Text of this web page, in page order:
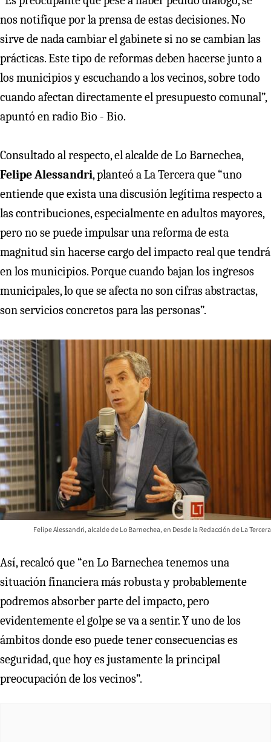
nos notifique por la prensa de estas decisiones. No
sirve de nada cambiar el gabinete si no se cambian las
prácticas. Este tipo de reformas deben hacerse junto a
los municipios y escuchando a los vecinos, sobre todo
cuando afectan directamente el presupuesto comunal”,
apuntó en radio Bio - Bio.
Consultado al respecto, el alcalde de Lo Barnechea,
Felipe Alessandri, planteó a La Tercera que “uno
entiende que exista una discusión legítima respecto a
las contribuciones, especialmente en adultos mayores,
pero no se puede impulsar una reforma de esta
magnitud sin hacerse cargo del impacto real que tendrá
en los municipios. Porque cuando bajan los ingresos
municipales, lo que se afecta no son cifras abstractas,
son servicios concretos para las personas”.
Felipe Alessandri, alcalde de Lo Barnechea, en Desde la Redacción de La Tercera
Así, recalcó que “en Lo Barnechea tenemos una
situación financiera más robusta y probablemente
podremos absorber parte del impacto, pero
evidentemente el golpe se va a sentir. Y uno de los
ámbitos donde eso puede tener consecuencias es
seguridad, que hoy es justamente la principal
preocupación de los vecinos”.